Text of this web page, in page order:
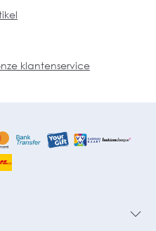
klantenservice